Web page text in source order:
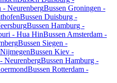
- NeurenbergBussen Groningen -
Bussen Duisburg -
Bussen Hamburg -
- Hua HinBussen Amsterdam -
Bussen Siegen -
Bussen Kiev -
NeurenbergBussen Hamburg -
Bussen Rotterdam -